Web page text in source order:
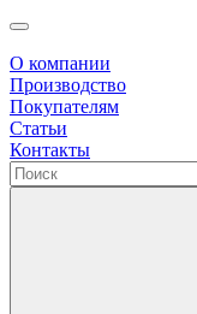
О компании
Производство
Покупателям
Статьи
Контакты